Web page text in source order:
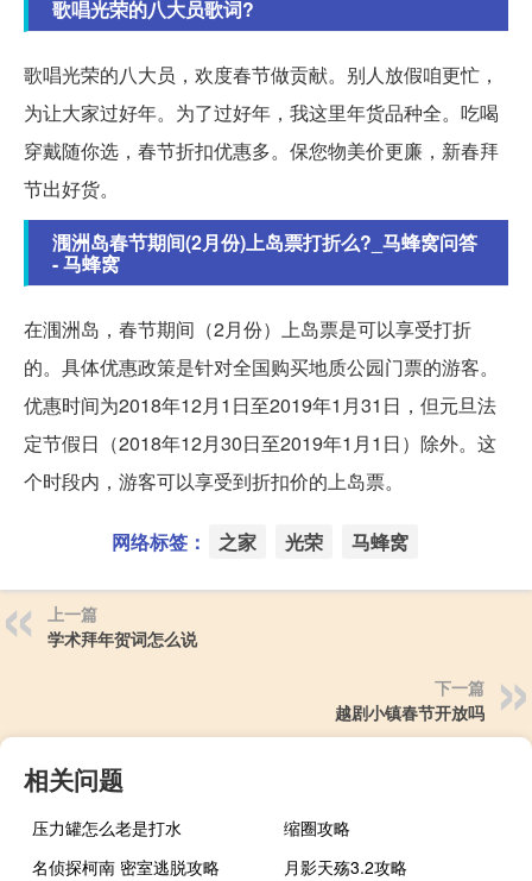
歌唱光荣的八大员歌词?
歌唱光荣的八大员，欢度春节做贡献。别人放假咱更忙，
为让大家过好年。为了过好年，我这里年货品种全。吃喝
穿戴随你选，春节折扣优惠多。保您物美价更廉，新春拜
节出好货。
涠洲岛春节期间(2月份)上岛票打折么?_马蜂窝问答
- 马蜂窝
在涠洲岛，春节期间（2月份）上岛票是可以享受打折
的。具体优惠政策是针对全国购买地质公园门票的游客。
优惠时间为2018年12月1日至2019年1月31日，但元旦法
定节假日（2018年12月30日至2019年1月1日）除外。这
个时段内，游客可以享受到折扣价的上岛票。
网络标签： 之家 光荣 马蜂窝
上一篇
学术拜年贺词怎么说
下一篇
越剧小镇春节开放吗
相关问题
压力罐怎么老是打水
缩圈攻略
名侦探柯南 密室逃脱攻略
月影天殇3.2攻略